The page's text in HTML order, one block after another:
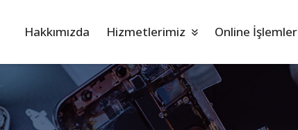
Hakkımızda Hizmetlerimiz Online İşlemler